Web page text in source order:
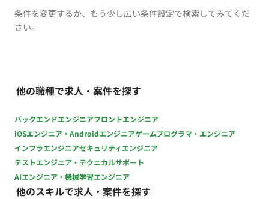
条件を変更するか、もう少し広い条件設定で検索してみてくだ
さい。
他の職種で求人・案件を探す
バックエンドエンジニアフロントエンジニア
iOSエンジニア・Androidエンジニアゲームプログラマ・エンジニア
インフラエンジニアセキュリティエンジニア
テストエンジニア・テクニカルサポート
AIエンジニア・機械学習エンジニア
他のスキルで求人・案件を探す